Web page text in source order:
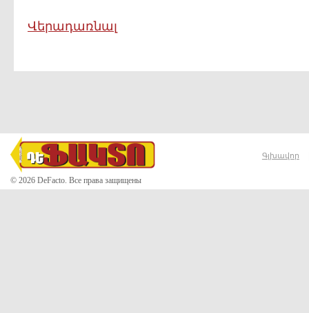
Վերադառնալ
© 2026 DeFacto. Все права защищены
Գլխավոր